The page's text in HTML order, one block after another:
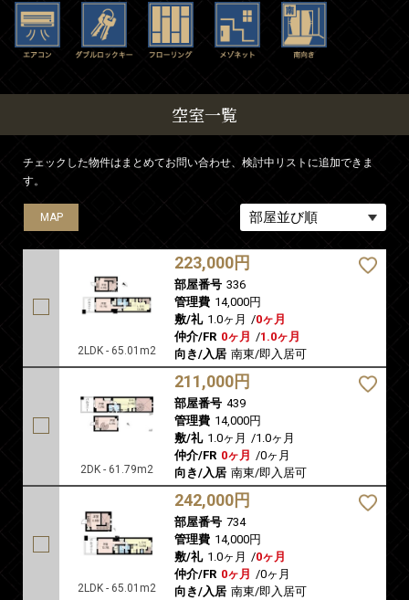
空室一覧
チェックした物件はまとめてお問い合わせ、検討中リストに追加できま
す。
MAP
2LDK - 65.01m2
223,000円
部屋番号 336
管理費 14,000円
敷/礼 1.0ヶ月 /0ヶ月
仲介/FR 0ヶ月 /1.0ヶ月
向き/入居 南東/即入居可
MAP
2DK - 61.79m2
211,000円
部屋番号 439
管理費 14,000円
敷/礼 1.0ヶ月 /1.0ヶ月
仲介/FR 0ヶ月 /0ヶ月
向き/入居 南東/即入居可
MAP
2LDK - 65.01m2
242,000円
部屋番号 734
管理費 14,000円
敷/礼 1.0ヶ月 /0ヶ月
仲介/FR 0ヶ月 /0ヶ月
向き/入居 南東/即入居可
MAP